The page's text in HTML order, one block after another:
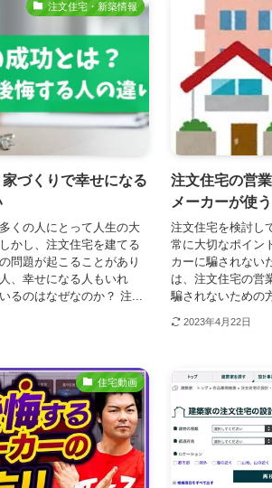
注文住宅・新築情報
づくりで幸せになる
くの人にとって人生の大
かし、注文住宅を建てる
問題が起こることがあり
、幸せになる人もいれ
るのはなぜなのか？ 注...
注文住宅の営
メーカーが使
注文住宅を検討し
常に大切なポイン
カーに騙されない
は、注文住宅の営
騙されないための
2023年4月22日
住宅動画